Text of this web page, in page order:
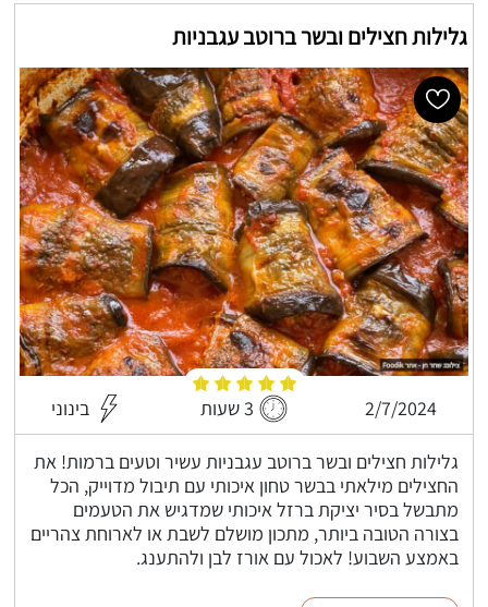
גלילות חצילים ובשר ברוטב עגבניות
2/7/2024 3 שעות בינוני
גלילות חצילים ובשר ברוטב עגבניות עשיר וטעים ברמות! את
החצילים מילאתי בבשר טחון איכותי עם תיבול מדוייק, הכל
מתבשל בסיר יציקת ברזל איכותי שמדגיש את הטעמים
בצורה הטובה ביותר, מתכון מושלם לשבת או לארוחת צהריים
באמצע השבוע! לאכול עם אורז לבן ולהתענג.